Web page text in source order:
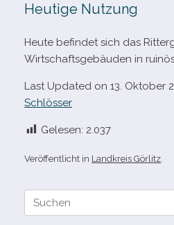
Heutige Nutzung
Heute befin­det sich das
Wirtschaftsgebäuden in
Last Updated on 13. Oktober
Schlösser
Gelesen: 2.037
Veröffentlicht in Landkreis Görlitz
Suche